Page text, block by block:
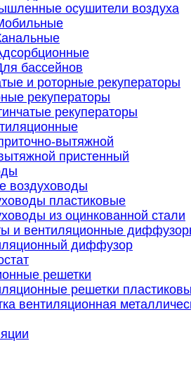
осушители воздуха
бассейнов
и роторные рекуператоры
рекуператоры
рекуператоры
вытяжной
пристенный
воздуховоды
пластиковые
из оцинкованной стали
и вентиляционные
диффузор
решетки
решетки
вентиляционная